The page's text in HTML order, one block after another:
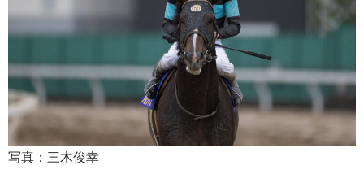
写真：三木俊幸